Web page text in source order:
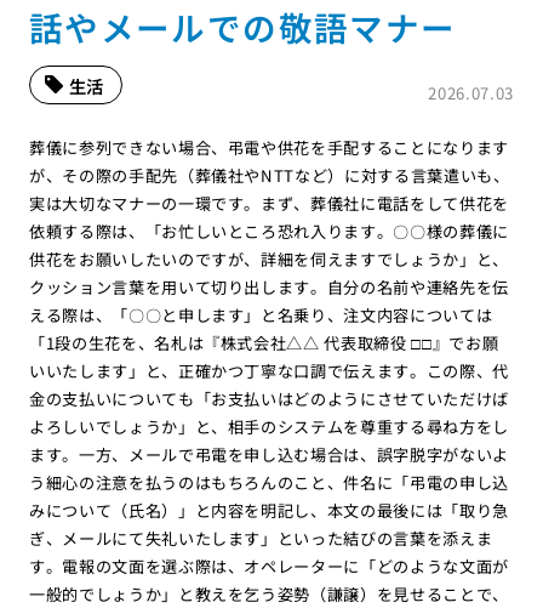
話やメールでの敬語マナー
2026.07.03
生活
葬儀に参列できない場合、弔電や供花を手配することになります
が、その際の手配先（葬儀社やNTTなど）に対する言葉遣いも、
実は大切なマナーの一環です。まず、葬儀社に電話をして供花を
依頼する際は、「お忙しいところ恐れ入ります。〇〇様の葬儀に
供花をお願いしたいのですが、詳細を伺えますでしょうか」と、
クッション言葉を用いて切り出します。自分の名前や連絡先を伝
える際は、「〇〇と申します」と名乗り、注文内容については
「1段の生花を、名札は『株式会社△△ 代表取締役 □□』でお願
いいたします」と、正確かつ丁寧な口調で伝えます。この際、代
金の支払いについても「お支払いはどのようにさせていただけば
よろしいでしょうか」と、相手のシステムを尊重する尋ね方をし
ます。一方、メールで弔電を申し込む場合は、誤字脱字がないよ
う細心の注意を払うのはもちろんのこと、件名に「弔電の申し込
みについて（氏名）」と内容を明記し、本文の最後には「取り急
ぎ、メールにて失礼いたします」といった結びの言葉を添えま
す。電報の文面を選ぶ際は、オペレーターに「どのような文面が
一般的でしょうか」と教えを乞う姿勢（謙譲）を見せることで、